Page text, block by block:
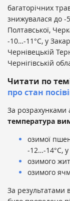
багаторічних
знижувалася до -
Полтавської,
-10…-11°С, у
Чернівецькій
Чернігівській
Читати по
про стан
За розрахунками
температура
озимої
-12…-14°С,
озимого
озимого
За результатами